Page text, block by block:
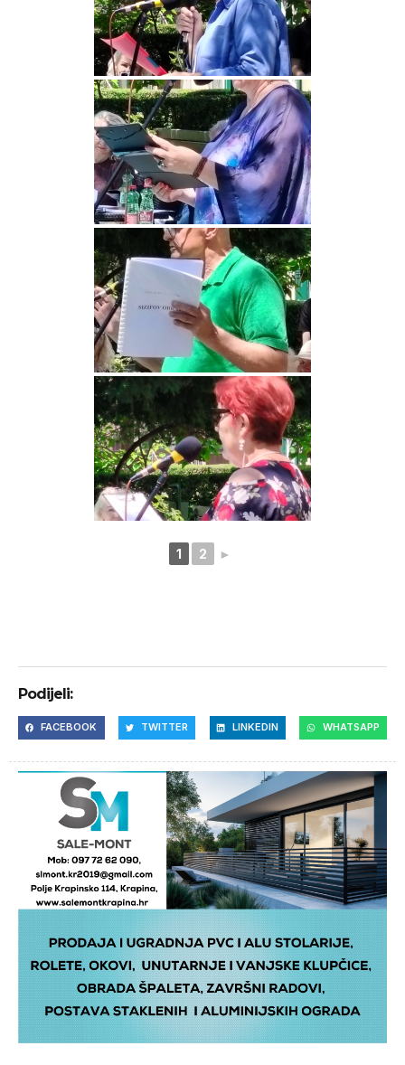
1 2 ►
Podijeli:
FACEBOOK TWITTER LINKEDIN WHATSAPP